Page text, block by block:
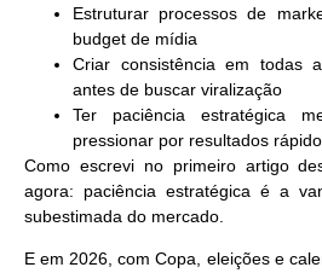
Estruturar processos de
budget de mídia
Criar consistência em todas
antes de buscar viralização
Ter paciência estratégica
pressionar por resultados
Como escrevi no primeiro artigo
agora: paciência estratégica é a
subestimada do mercado
E em 2026, com Copa, eleições e